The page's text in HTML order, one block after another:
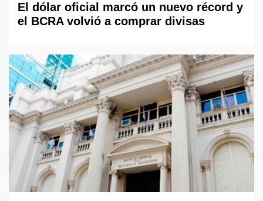
El dólar oficial marcó un nuevo récord y
el BCRA volvió a comprar divisas